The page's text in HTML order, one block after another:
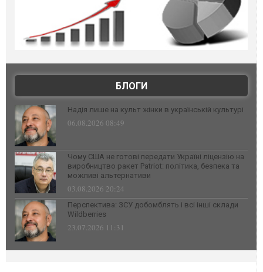
БЛОГИ
Надія лише на культ жінки в українській культурі
06.08.2026 08:49
Чому США не готові передати Україні ліцензію на
виробництво ракет Patriot: політика, безпека та
можливі альтернативи
03.08.2026 20:24
Перспектива: ЗСУ добомблять і всі інші склади
Wildberries
23.07.2026 11:31